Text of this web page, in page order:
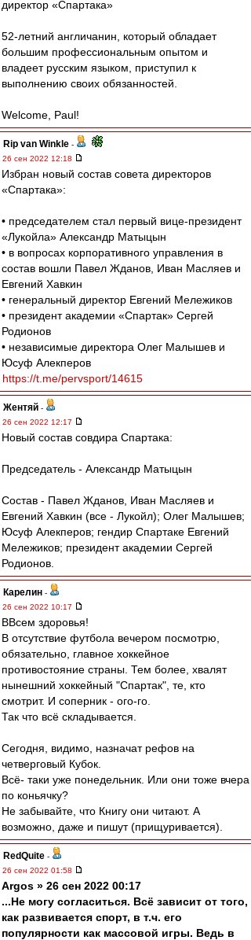
директор «Спартака»
52-летний англичанин, который обладает
большим профессиональным опытом и
владеет русским языком, приступил к
выполнению своих обязанностей.
Welcome, Paul!
Rip van Winkle -
26 сен 2022 12:18
Избран новый состав совета директоров
«Спартака»:
• председателем стал первый вице-президент
«Лукойла» Александр Матыцын
• в вопросах корпоративного управления в
состав вошли Павел Жданов, Иван Масляев и
Евгений Хавкин
• генеральный директор Евгений Мележиков
• президент академии «Спартак» Сергей
Родионов
• независимые директора Олег Малышев и
Юсуф Алекперов
https://t.me/pervsport/14615
Жентяй -
26 сен 2022 12:17
Новый состав совдира Спартака:
Председатель - Александр Матыцын
Состав - Павел Жданов, Иван Масляев и
Евгений Хавкин (все - Лукойл); Олег Малышев;
Юсуф Алекперов; гендир Спартаке Евгений
Мележиков; президент академии Сергей
Родионов.
Карелин -
26 сен 2022 10:17
ВВсем здоровья!
В отсутствие футбола вечером посмотрю,
обязательно, главное хоккейное
противостояние страны. Тем более, хвалят
нынешний хоккейный "Спартак", те, кто
смотрит. И соперник - ого-го.
Так что всё складывается.
Сегодня, видимо, назначат рефов на
четверговый Кубок.
Всё- таки уже понедельник. Или они тоже вчера
по коньячку?
Не забывайте, что Книгу они читают. А
возможно, даже и пишут (прищуривается).
RedQuite -
26 сен 2022 01:58
Argos » 26 сен 2022 00:17
...Не могу согласиться. Всё зависит от того,
как развивается спорт, в т.ч. его
популярности как массовой игры. Ведь в